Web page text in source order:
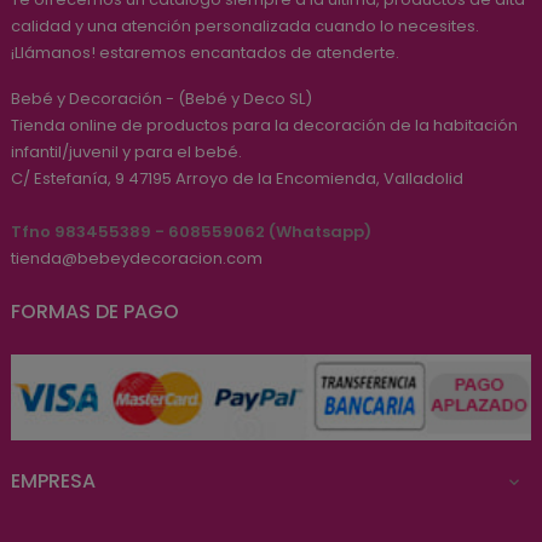
calidad y una atención personalizada cuando lo necesites.
¡Llámanos! estaremos encantados de atenderte.
Bebé y Decoración - (Bebé y Deco SL)
Tienda online de productos para la decoración de la habitación
infantil/juvenil y para el bebé.
C/ Estefanía, 9 47195 Arroyo de la Encomienda, Valladolid
Tfno 983455389 - 608559062 (Whatsapp)
tienda@bebeydecoracion.com
FORMAS DE PAGO
EMPRESA 